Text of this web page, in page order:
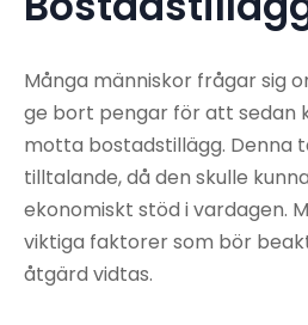
Många människor frågar sig
ge bort pengar för att sedan
motta bostadstillägg. Denna
tilltalande, då den skulle
ekonomiskt stöd i vardagen.
viktiga faktorer som bör
åtgärd vidtas.